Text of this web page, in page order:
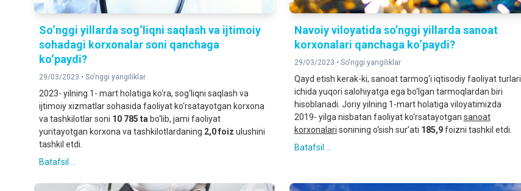
So‘nggi yillarda sog‘liqni saqlash va ijtimoiy
sohadagi korxonalar soni qanchaga
ko‘paydi?
29/03/2023 • So'nggi yangiliklar
2023- yilning 1- mart holatiga ko‘ra, sog‘liqni saqlash va
ijtimoiy xizmatlar sohasida faoliyat ko‘rsatayotgan korxona
va tashkilotlar soni 10 785 ta bo‘lib, jami faoliyat
yuritayotgan korxona va tashkilotlardaning 2,0foiz ulushini
tashkil etdi.
Batafsil ...
Navoiy viloyatida so’nggi yillarda sanoat
korxonalari qanchaga ko‘paydi?
29/03/2023 • So'nggi yangiliklar
Qayd etish kerak-ki, sanoat tarmog‘i iqtisodiy faoliyat turlari
ichida yuqori salohiyatga ega bo‘lgan tarmoqlardan biri
hisoblanadi. Joriy yilning 1-mart holatiga viloyatimizda
2019- yilga nisbatan faoliyat ko‘rsatayotgan sanoat
korxonalari sonining o‘sish sur’ati 185,9foizni tashkil etdi.
Batafsil ...